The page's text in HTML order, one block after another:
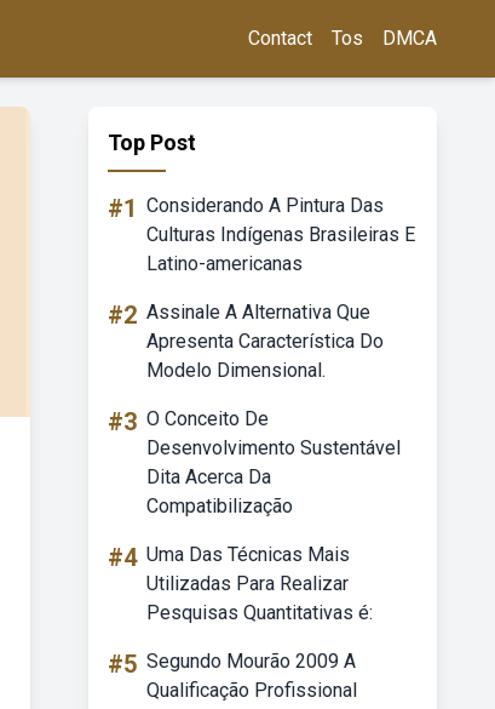
Contact Tos DMCA
Top Post
#1 Considerando A Pintura Das
Culturas Indígenas Brasileiras E
Latino-americanas
#2 Assinale A Alternativa Que
Apresenta Característica Do
Modelo Dimensional.
#3 O Conceito De
Desenvolvimento Sustentável
Dita Acerca Da
Compatibilização
#4 Uma Das Técnicas Mais
Utilizadas Para Realizar
Pesquisas Quantitativas é:
#5 Segundo Mourão 2009 A
Qualificação Profissional